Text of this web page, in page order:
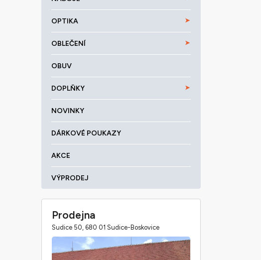
OPTIKA
OBLEČENÍ
OBUV
DOPLŇKY
NOVINKY
DÁRKOVÉ POUKAZY
AKCE
VÝPRODEJ
Prodejna
Sudice 50, 680 01 Sudice-Boskovice